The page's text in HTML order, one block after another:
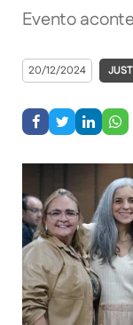
Evento
20/12/2024